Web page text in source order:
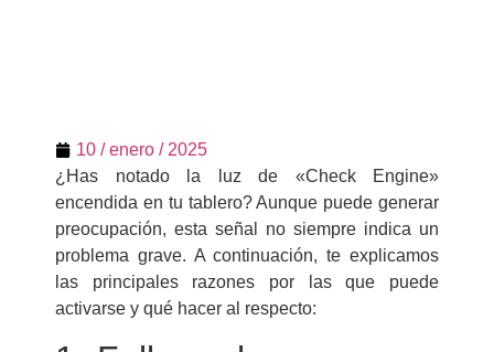
10 / enero / 2025
¿Has notado la luz de «Check Engine»
encendida en tu tablero? Aunque puede generar
preocupación, esta señal no siempre indica un
problema grave. A continuación, te explicamos
las principales razones por las que puede
activarse y qué hacer al respecto: